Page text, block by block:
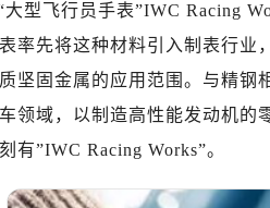
东莞市东城街道鸿福东
无锡市梁溪区人民中路
南通市崇川区工农路57
苏州市苏州工业园区星
南宁市青秀区金湖路
合肥市蜀山区潜山路
大型飞行员手表”IWC Racing
率先将这种材料引入制表行业
坚固金属的应用范围。与精钢
领域，以制造高性能发动机的
有”IWC Racing Works”。